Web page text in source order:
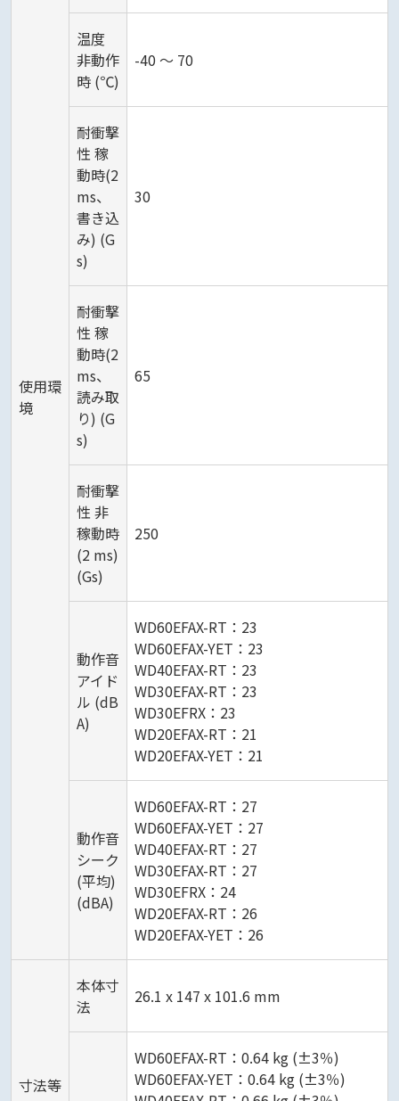
使用環
境
温度
非動作
時 (℃)
-40 ～ 70
耐衝撃
性 稼
動時(2
ms、
書き込
み) (G
s)
30
耐衝撃
性 稼
動時(2
ms、
読み取
り) (G
s)
65
耐衝撃
性 非
稼動時
(2 ms)
(Gs)
250
動作音
アイド
ル (dB
A)
WD60EFAX-RT：23
WD60EFAX-YET：23
WD40EFAX-RT：23
WD30EFAX-RT：23
WD30EFRX：23
WD20EFAX-RT：21
WD20EFAX-YET：21
動作音
シーク
(平均)
(dBA)
WD60EFAX-RT：27
WD60EFAX-YET：27
WD40EFAX-RT：27
WD30EFAX-RT：27
WD30EFRX：24
WD20EFAX-RT：26
WD20EFAX-YET：26
寸法等
本体寸
法
26.1 x 147 x 101.6 mm
WD60EFAX-RT：0.64 kg (±3％)
WD60EFAX-YET：0.64 kg (±3％)